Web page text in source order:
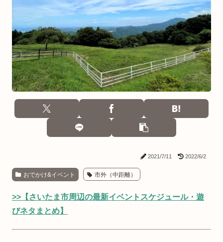
2021/7/11 2022/6/2
おでかけ&イベント 市外（中距離）
>>【さいたま市周辺の最新イベントスケジュール・遊
びネタまとめ】